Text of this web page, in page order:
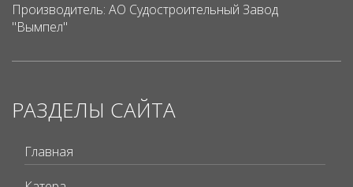
Производитель: АО Судостроительный Завод
"Вымпел"
РАЗДЕЛЫ САЙТА
Главная